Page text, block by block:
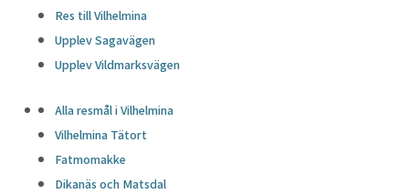
Res till Vilhelmina
Upplev Sagavägen
Upplev Vildmarksvägen
Alla resmål i Vilhelmina
Vilhelmina Tätort
Fatmomakke
Dikanäs och Matsdal